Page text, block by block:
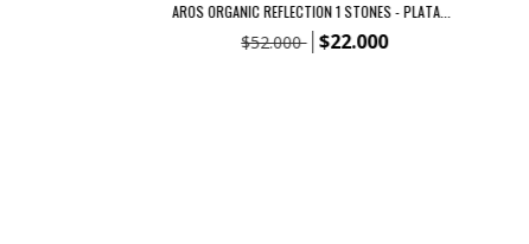
AROS ORGANIC REFLECTION 1 STONES - PLATA...
$52.000 $22.000